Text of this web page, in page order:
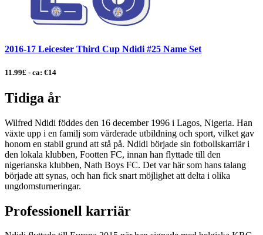
2016-17 Leicester Third Cup Ndidi #25 Name Set
11.99£ - ca: €14
Tidiga år
Wilfred Ndidi föddes den 16 december 1996 i Lagos, Nigeria. Han
växte upp i en familj som värderade utbildning och sport, vilket gav
honom en stabil grund att stå på. Ndidi började sin fotbollskarriär i
den lokala klubben, Footten FC, innan han flyttade till den
nigerianska klubben, Nath Boys FC. Det var här som hans talang
började att synas, och han fick snart möjlighet att delta i olika
ungdomsturneringar.
Professionell karriär